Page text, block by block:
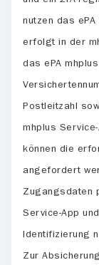
nutzen das
erfolgt in der
das ePA
Postleitzahl
mhplus
können die
angefordert
Zugangsdaten
Service-App
Identifizierung
Zur